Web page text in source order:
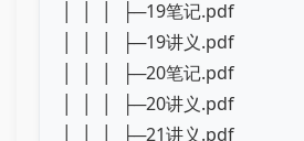
│ │ │ ├─19笔记.pdf
│ │ │ ├─19讲义.pdf
│ │ │ ├─20笔记.pdf
│ │ │ ├─20讲义.pdf
│ │ │ ├─21讲义.pdf